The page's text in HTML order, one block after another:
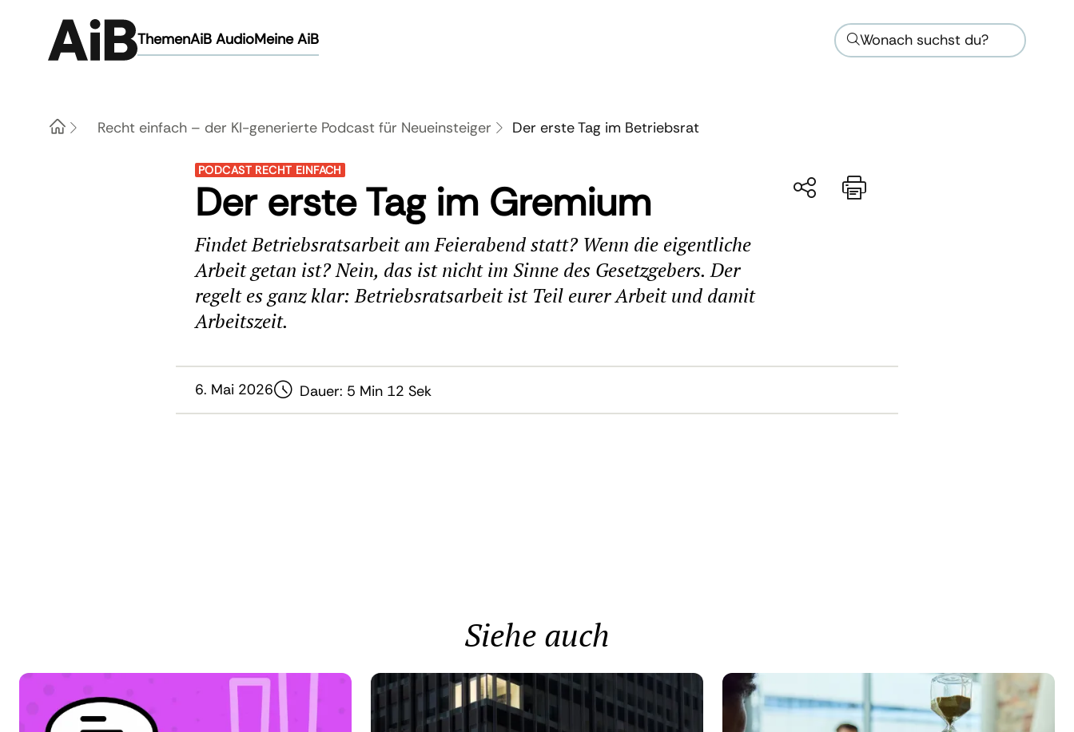
ThemenAiB AudioMeine AiB Wonach suchst du?
Home Recht einfach – der KI-generierte Podcast für Neueinsteiger Der erste Tag im Betriebsrat
PODCAST RECHT EINFACH
Der erste Tag im Gremium
Findet Betriebsratsarbeit am Feierabend statt? Wenn die eigentliche
Arbeit getan ist? Nein, das ist nicht im Sinne des Gesetzgebers. Der
regelt es ganz klar: Betriebsratsarbeit ist Teil eurer Arbeit und damit
Arbeitszeit.
6. Mai 2026 Dauer: 5 Min 12 Sek
Siehe auch